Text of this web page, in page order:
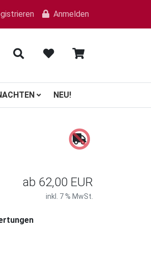
Anmelden
NEU!
ab 62,00 EUR
inkl. 7 % MwSt.